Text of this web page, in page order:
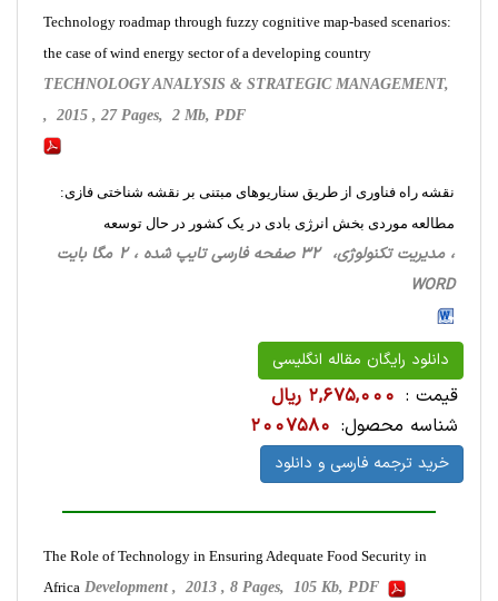
Technology roadmap through fuzzy cognitive map-based scenarios:
the case of wind energy sector of a developing country
TECHNOLOGY ANALYSIS & STRATEGIC MANAGEMENT,
, 2015 , 27 Pages, 2 Mb, PDF
نقشه راه فناوری از طریق سناریوهای مبتنی بر نقشه شناختی فازی:
مطالعه موردی بخش انرژی بادی در یک کشور در حال توسعه
، مدیریت تکنولوژی، 32 صفحه فارسی تایپ شده ، 2 مگا بایت
WORD
دانلود رایگان مقاله انگلیسی
قیمت : 2,675,000 ریال
شناسه محصول: 2007580
خرید ترجمه فارسی و دانلود
The Role of Technology in Ensuring Adequate Food Security in
Africa Development , 2013 , 8 Pages, 105 Kb, PDF